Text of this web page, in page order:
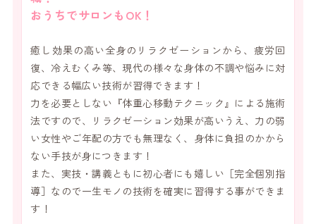
おうちでサロンもOK！
癒し効果の高い全身のリラクゼーションから、疲労回
復、冷えむくみ等、現代の様々な身体の不調や悩みに対
応できる幅広い技術が習得できます！
力を必要としない『体重心移動テクニック』による施術
法ですので、リラクゼーション効果が高いうえ、力の弱
い女性やご年配の方でも無理なく、身体に負担のかから
ない手技が身につきます！
また、実技・講義ともに初心者にも嬉しい［完全個別指
導］なので一生モノの技術を確実に習得する事ができま
す！